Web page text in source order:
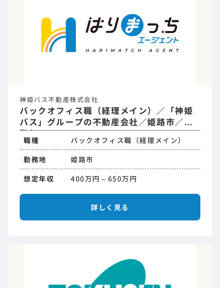
神姫バス不動産株式会社
バックオフィス職（経理メイン）／「神姫
バス」グループの不動産会社／姫路市／転
勤無
職種
バックオフィス職（経理メイン）
勤務地
姫路市
想定年収
400万円～650万円
詳しく見る